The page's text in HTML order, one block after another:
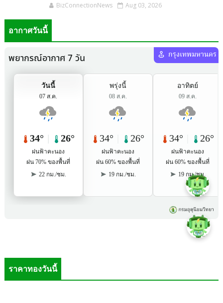
BizConnectionNews Aug 03, 2026
อากาศวันนี้
ราคาทองวันนี้